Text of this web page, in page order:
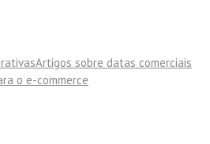
Artigos sobre datas comerciais
o e-commerce